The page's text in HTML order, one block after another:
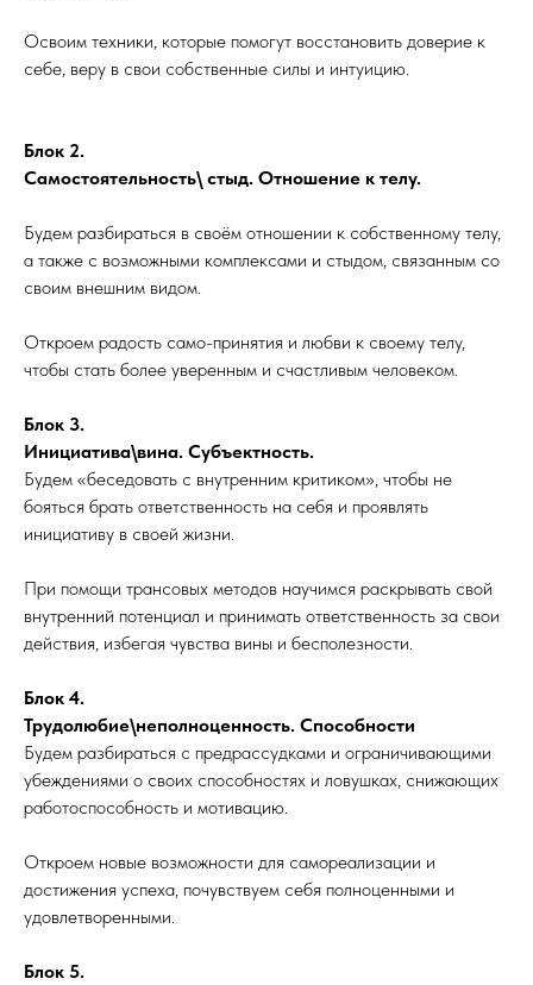
Освоим техники, которые помогут восстановить доверие к
себе, веру в свои собственные силы и интуицию.
Блок 2.
Самостоятельность\ стыд. Отношение к телу.
Будем разбираться в своём отношении к собственному телу,
а также с возможными комплексами и стыдом, связанным со
своим внешним видом.
Откроем радость само-принятия и любви к своему телу,
чтобы стать более уверенным и счастливым человеком.
Блок 3.
Инициатива\вина. Субъектность.
Будем «беседовать с внутренним критиком», чтобы не
бояться брать ответственность на себя и проявлять
инициативу в своей жизни.
При помощи трансовых методов научимся раскрывать свой
внутренний потенциал и принимать ответственность за свои
действия, избегая чувства вины и бесполезности.
Блок 4.
Трудолюбие\неполноценность. Способности
Будем разбираться с предрассудками и ограничивающими
убеждениями о своих способностях и ловушках, снижающих
работоспособность и мотивацию.
Откроем новые возможности для самореализации и
достижения успеха, почувствуем себя полноценными и
удовлетворенными.
Блок 5.